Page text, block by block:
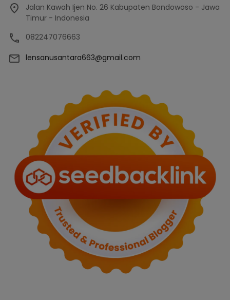
Jalan Kawah Ijen No. 26 Kabupaten Bondowoso - Jawa
Timur - Indonesia
082247076663
lensanusantara663@gmail.com